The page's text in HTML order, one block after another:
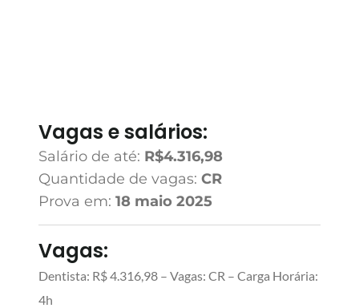
Vagas e salários:
Salário de até: R$4.316,98
Quantidade de vagas: CR
Prova em: 18 maio 2025
Vagas:
Dentista: R$ 4.316,98 – Vagas: CR – Carga Horária:
4h